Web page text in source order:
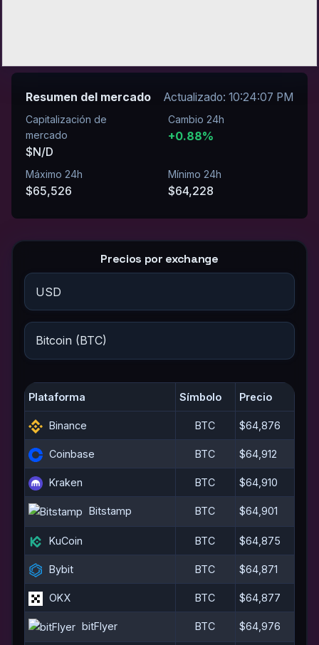
Resumen del mercado Actualizado: 10:24:07 PM
Capitalización de
mercado
$N/D
Cambio 24h
+0.88%
Máximo 24h
$65,526
Mínimo 24h
$64,228
Precios por exchange
Plataforma Símbolo Precio
Binance BTC $64,876
Coinbase BTC $64,912
Kraken BTC $64,910
Bitstamp BTC $64,901
KuCoin BTC $64,875
Bybit BTC $64,871
OKX BTC $64,877
bitFlyer BTC $64,976